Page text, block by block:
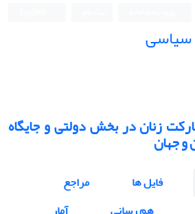
سیاسی
زنان در بخش دولتی و جایگاه
و جهان
فایل ها
مراجع